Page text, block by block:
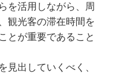
を活用しながら、周
観光客の滞在時間を
とが重要であること
見出していくべく、